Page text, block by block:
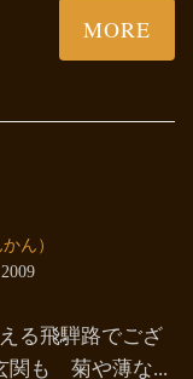
MORE
ん）
る飛騨路でござ
関も 菊や薄な...